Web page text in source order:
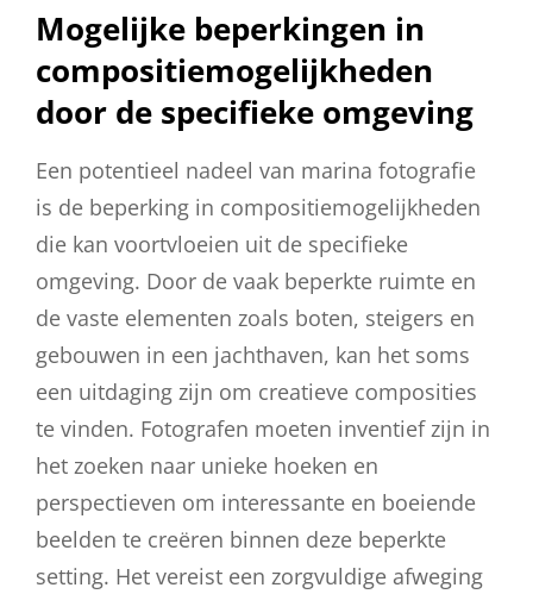
Mogelijke beperkingen in
compositiemogelijkheden
door de specifieke omgeving
Een potentieel nadeel van marina fotografie
is de beperking in compositiemogelijkheden
die kan voortvloeien uit de specifieke
omgeving. Door de vaak beperkte ruimte en
de vaste elementen zoals boten, steigers en
gebouwen in een jachthaven, kan het soms
een uitdaging zijn om creatieve composities
te vinden. Fotografen moeten inventief zijn in
het zoeken naar unieke hoeken en
perspectieven om interessante en boeiende
beelden te creëren binnen deze beperkte
setting. Het vereist een zorgvuldige afweging